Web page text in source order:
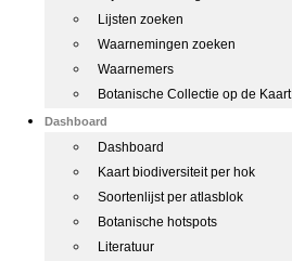
Lijsten zoeken
Waarnemingen zoeken
Waarnemers
Botanische Collectie op de Kaart
Dashboard
Dashboard
Kaart biodiversiteit per hok
Soortenlijst per atlasblok
Botanische hotspots
Literatuur